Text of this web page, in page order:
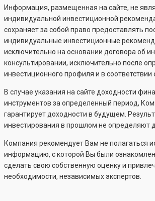
Информация, размещенная на сайте, не
индивидуальной инвестиционной
сохраняет за собой право предоставлять
индивидуальные инвестиционные
исключительно на основании договора об
консультировании, исключительно после
инвестиционного профиля и в соответствии
В случае указания на сайте доходности
инструментов за определенный период,
гарантирует доходности в будущем.
инвестирования в прошлом не определяют
Компания рекомендует Вам не полагаться
информацию, с которой Вы были
сделать свою собственную оценку и
необходимости, независимых экспертов.